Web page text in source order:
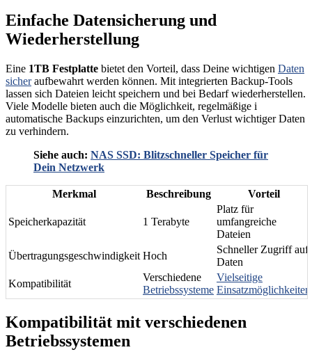
Einfache Datensicherung und
Wiederherstellung
Eine 1TB Festplatte bietet den Vorteil, dass Deine wichtigen Daten
sicheraufbewahrt werden können. Mit integrierten Backup-Tools
lassen sich Dateien leicht speichern und bei Bedarf wiederherstellen.
Viele Modelle bieten auch die Möglichkeit, regelmäßige i
automatische Backups einzurichten, um den Verlust wichtiger Daten
zu verhindern.
Siehe auch: NAS SSD: Blitzschneller Speicher für
Dein Netzwerk
Merkmal Beschreibung Vorteil
Speicherkapazität 1 Terabyte
Platz für
umfangreiche
Dateien
Übertragungsgeschwindigkeit Hoch
Schneller Zugriff auf
Daten
Kompatibilität
Verschiedene
Betriebssysteme
Vielseitige
Einsatzmöglichkeiten
Kompatibilität mit verschiedenen
Betriebssystemen